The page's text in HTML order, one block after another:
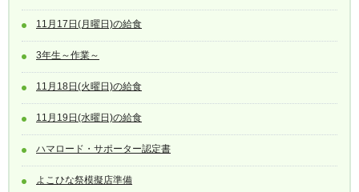
11月17日(月曜日)の給食
3年生～作業～
11月18日(火曜日)の給食
11月19日(水曜日)の給食
ハマロード・サポーター認定書
よこひな祭模擬店準備